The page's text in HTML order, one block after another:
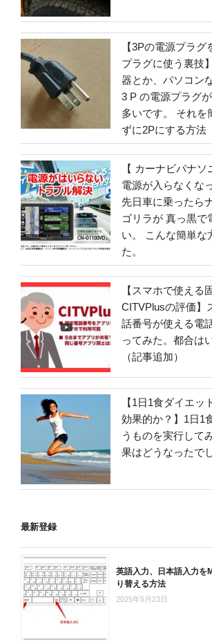
【3Pの電源プラ
プラグに使う裏技
器とか、パソコン
3 P の電源プラグ
多いです。 それを
ずに2Pにする方法
【 カーナビパナ
電源が入らなくな
先日車に乗ったら
ゴリラが 真っ黒で
い。 こんな簡単な
た。
【スマホで使える
CITVPlusの評価】
話番号が使える電
ってみた。都合は
（記事追加）
【1日1食ダイエッ
効果的か？】1日1
うものを実行して
果はどうなったで
最新登録
英語入力、日本語入力を
り替える方法
2025年5月23日